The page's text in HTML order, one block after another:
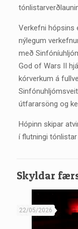
Verkefni hópsins
nýlegum
með
God of Wars II
kórverkum á
útfararsöng og
Hópinn skipar
í flutningi
Skyldar
22/05/2026